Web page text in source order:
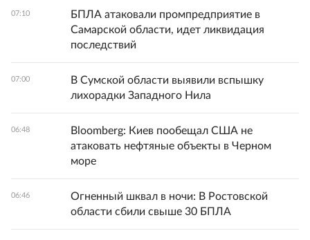
07:10
БПЛА атаковали промпредприятие в
Самарской области, идет ликвидация
последствий
07:00
В Сумской области выявили вспышку
лихорадки Западного Нила
06:48
Bloomberg: Киев пообещал США не
атаковать нефтяные объекты в Черном
море
06:46
Огненный шквал в ночи: В Ростовской
области сбили свыше 30 БПЛА